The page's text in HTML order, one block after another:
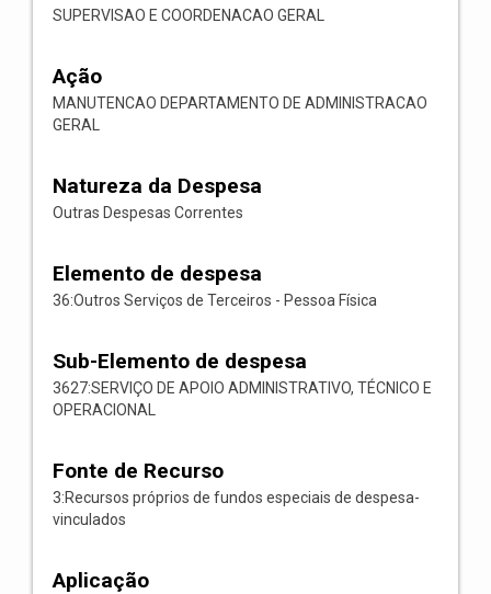
SUPERVISAO E COORDENACAO GERAL
Ação
MANUTENCAO DEPARTAMENTO DE ADMINISTRACAO
GERAL
Natureza da Despesa
Outras Despesas Correntes
Elemento de despesa
36:Outros Serviços de Terceiros - Pessoa Física
Sub-Elemento de despesa
3627:SERVIÇO DE APOIO ADMINISTRATIVO, TÉCNICO E
OPERACIONAL
Fonte de Recurso
3:Recursos próprios de fundos especiais de despesa-
vinculados
Aplicação